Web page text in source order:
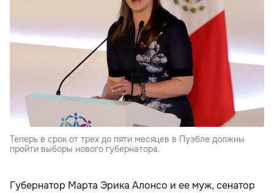
Теперь в срок от трех до пяти месяцев в Пуэбле должны
пройти выборы нового губернатора.
Губернатор Марта Эрика Алонсо и ее муж, сенатор